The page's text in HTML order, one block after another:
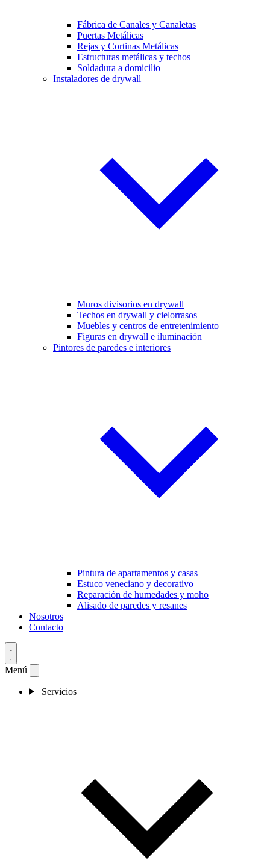
Fábrica de Canales y Canaletas
Puertas Metálicas
Rejas y Cortinas Metálicas
Estructuras metálicas y techos
Soldadura a domicilio
Instaladores de drywall
Muros divisorios en drywall
Techos en drywall y cielorrasos
Muebles y centros de entretenimiento
Figuras en drywall e iluminación
Pintores de paredes e interiores
Pintura de apartamentos y casas
Estuco veneciano y decorativo
Reparación de humedades y moho
Alisado de paredes y resanes
Nosotros
Contacto
Menú
Servicios